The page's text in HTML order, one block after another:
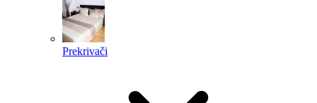
Prekrivači